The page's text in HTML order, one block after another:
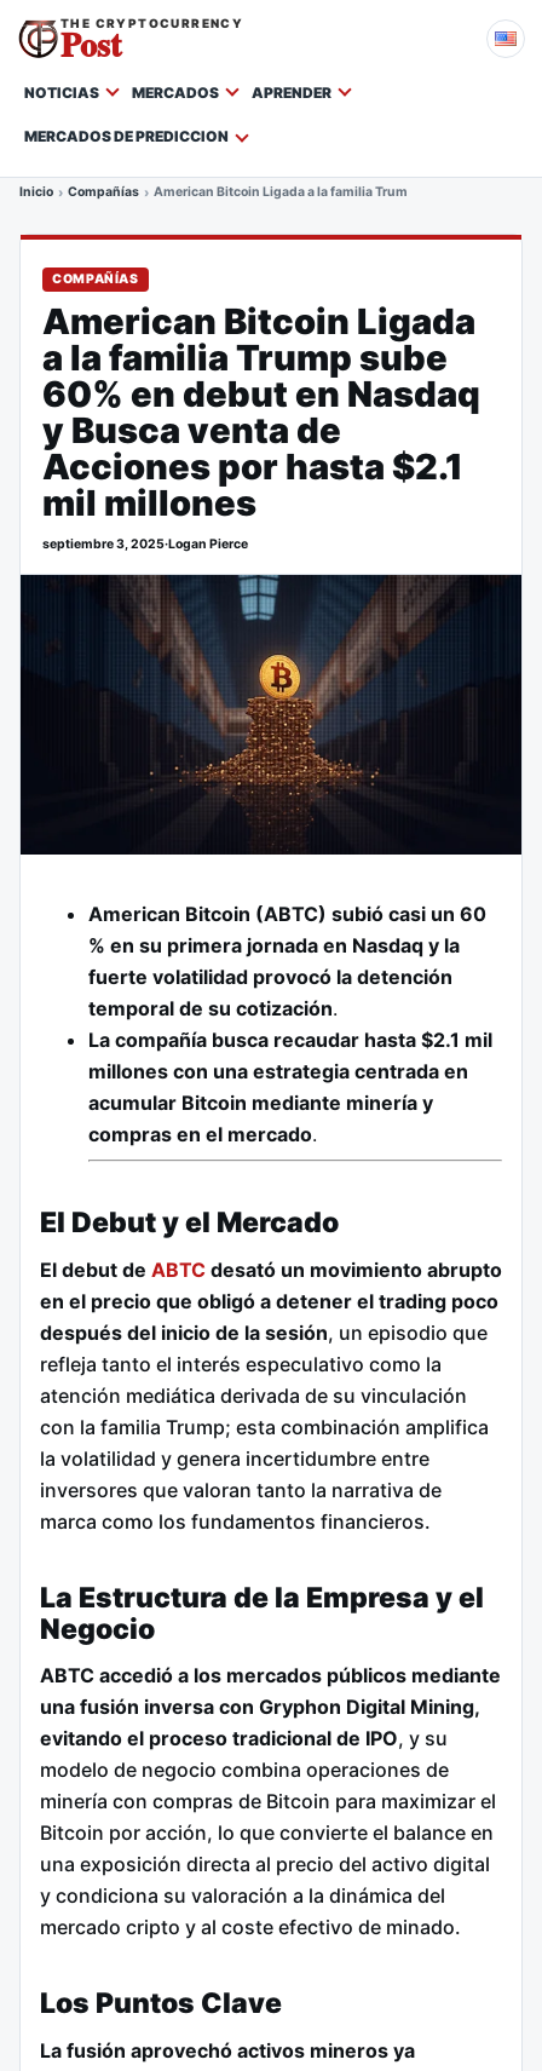
THE CRYPTOCURRENCY
Post
NOTICIAS MERCADOS APRENDER
MERCADOS DE PREDICCION
Inicio Compañías American Bitcoin Ligada a la familia Trump sube 60% en
COMPAÑÍAS
American Bitcoin Ligada
a la familia Trump sube
60% en debut en Nasdaq
y Busca venta de
Acciones por hasta $2.1
mil millones
septiembre 3, 2025·Logan Pierce
American Bitcoin (ABTC) subió casi un 60
% en su primera jornada en Nasdaq y la
fuerte volatilidad provocó la detención
temporal de su cotización.
La compañía busca recaudar hasta $2.1 mil
millones con una estrategia centrada en
acumular Bitcoin mediante minería y
compras en el mercado.
El Debut y el Mercado
El debut de ABTC desató un movimiento abrupto
en el precio que obligó a detener el trading poco
después del inicio de la sesión, un episodio que
refleja tanto el interés especulativo como la
atención mediática derivada de su vinculación
con la familia Trump; esta combinación amplifica
la volatilidad y genera incertidumbre entre
inversores que valoran tanto la narrativa de
marca como los fundamentos financieros.
La Estructura de la Empresa y el
Negocio
ABTC accedió a los mercados públicos mediante
una fusión inversa con Gryphon Digital Mining,
evitando el proceso tradicional de IPO, y su
modelo de negocio combina operaciones de
minería con compras de Bitcoin para maximizar el
Bitcoin por acción, lo que convierte el balance en
una exposición directa al precio del activo digital
y condiciona su valoración a la dinámica del
mercado cripto y al coste efectivo de minado.
Los Puntos Clave
La fusión aprovechó activos mineros ya